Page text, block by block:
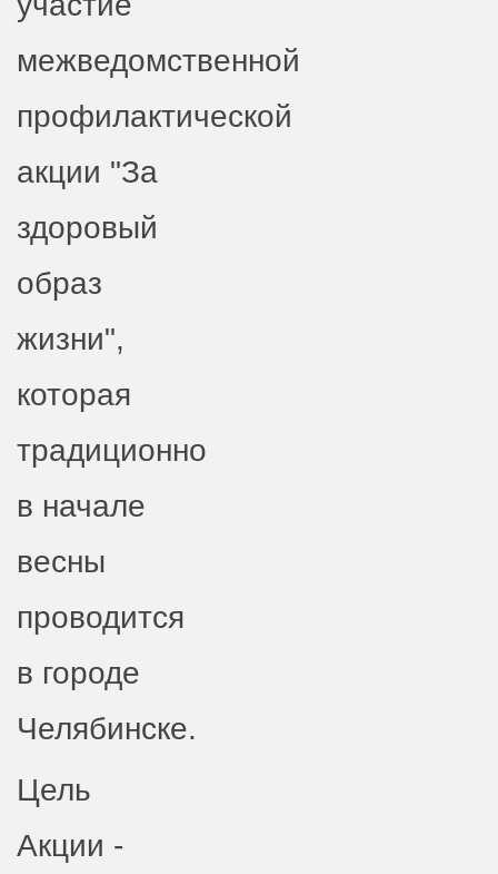
межведомственной
профилактической
акции "За
здоровый
образ
жизни",
которая
традиционно
в начале
весны
проводится
в городе
Челябинске.
Цель
Акции -